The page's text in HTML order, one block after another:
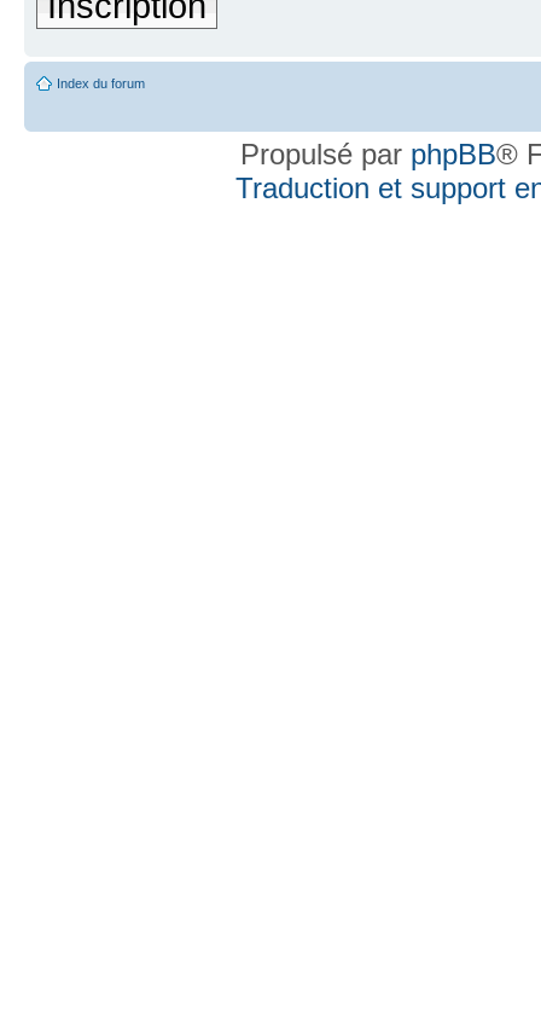
Index du forum
Propulsé par phpBB®
Traduction et support